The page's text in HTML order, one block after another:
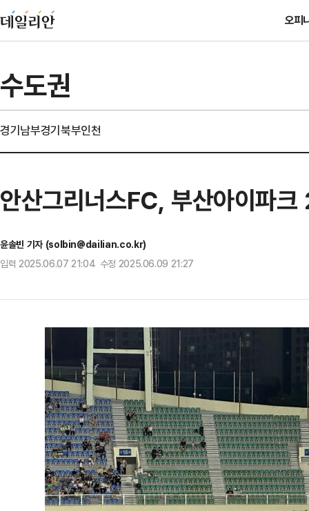
오피
수도권
경기남부경기북부인천
안산그리너스FC, 부산아이파
윤솔빈 기자 (solbin@dailian.co.kr)
입력 2025.06.07 21:04 수정 2025.06.09 21:27